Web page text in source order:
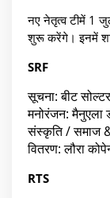
नए नेतृत्व टीमें 1
शुरू करेंगे। इनमें
SRF
सूचना: बीट
मनोरंजन: मैनुएला
संस्कृति / समाज &
वितरण: लौरा
RTS